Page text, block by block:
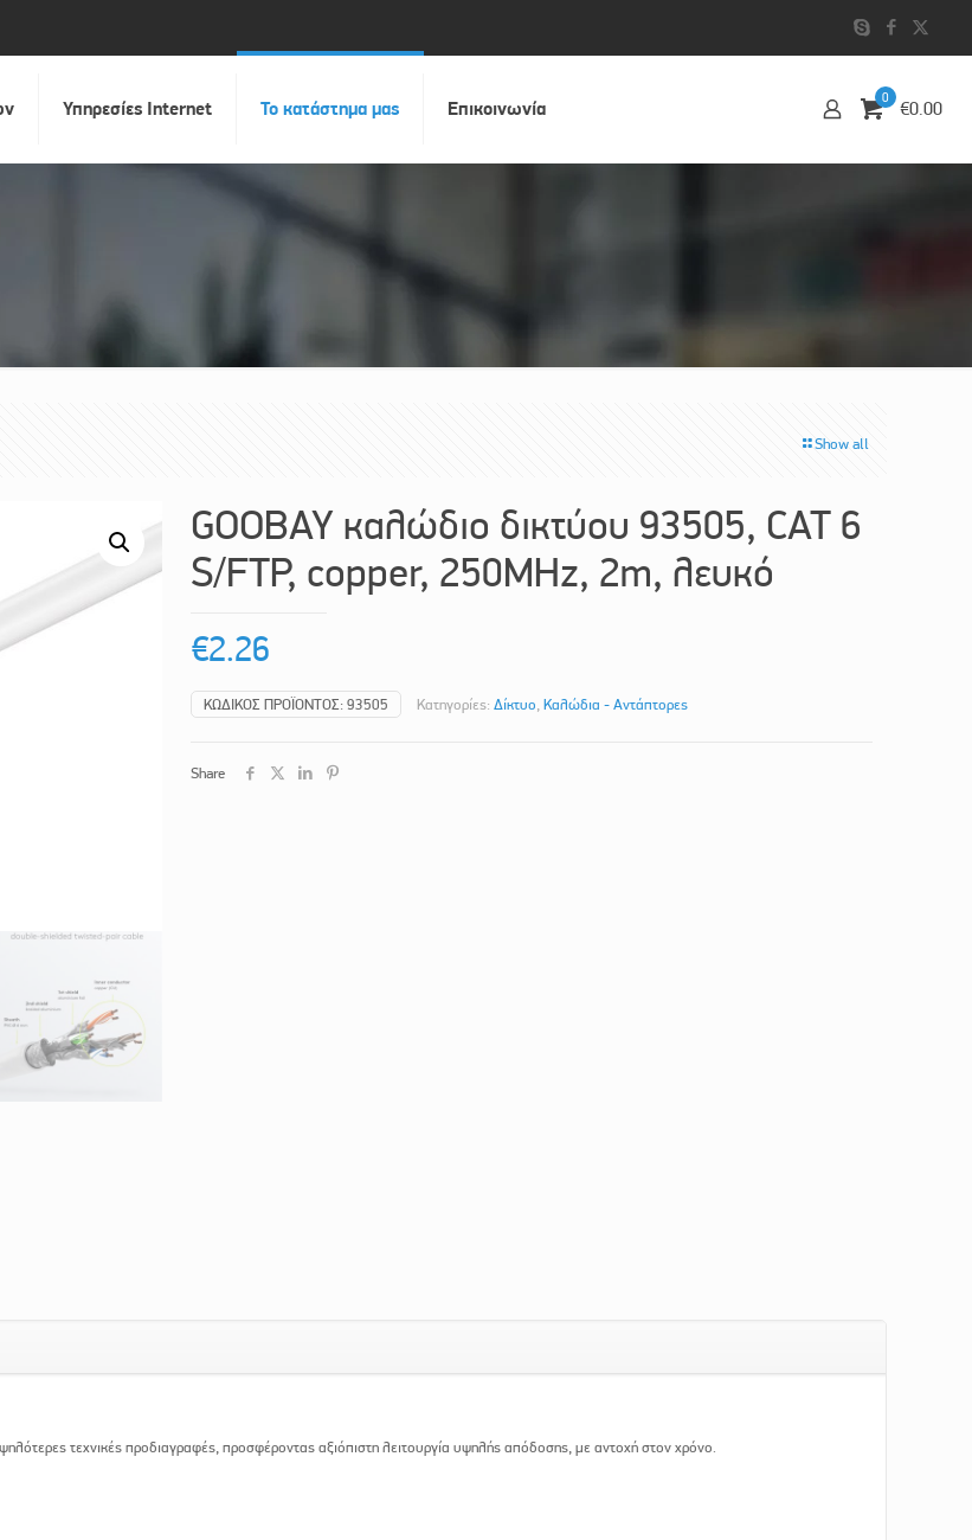
Υπηρεσίες Internet Το κατάστημα μας Επικοινωvία 0 €0.00
Show all
GOOBAY καλώδιο δικτύου 93505, CAT 6
S/FTP, copper, 250MHz, 2m, λευκό
€2.26
ΚΩΔΙΚΌΣ ΠΡΟΪΌΝΤΟΣ: 93505 Κατηγορίες: Δίκτυο, Καλώδια - Αντάπτορες
Share
τεχνικές προδιαγραφές, προσφέροντας αξιόπιστη λειτουργία υψηλής απόδοσης, με αντοχή στον χρόνο.